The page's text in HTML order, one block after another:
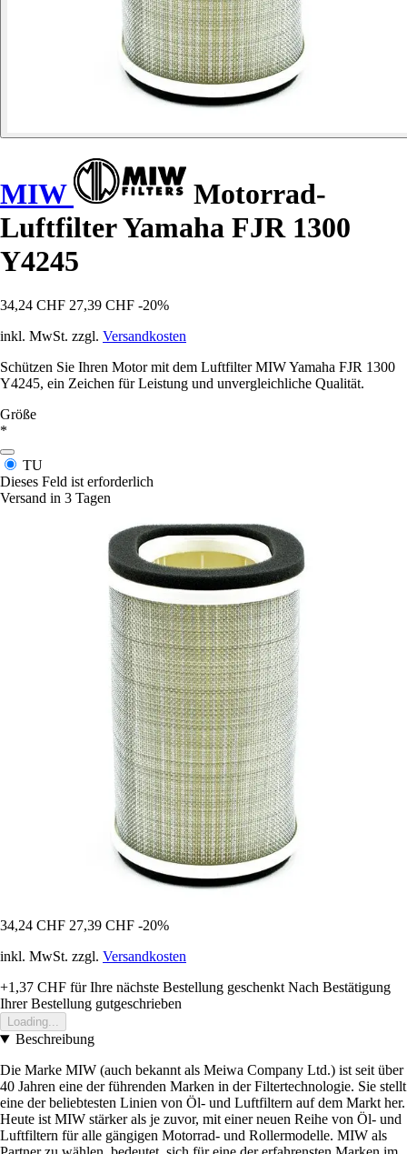
MIW
Motorrad-
Luftfilter Yamaha FJR 1300
Y4245
34,24 CHF 27,39 CHF -20%
inkl. MwSt. zzgl. Versandkosten
Schützen Sie Ihren Motor mit dem Luftfilter MIW Yamaha FJR 1300
Y4245, ein Zeichen für Leistung und unvergleichliche Qualität.
Größe
*
TU
Dieses Feld ist erforderlich
Versand in 3 Tagen
34,24 CHF 27,39 CHF -20%
inkl. MwSt. zzgl. Versandkosten
+1,37 CHF für Ihre nächste Bestellung geschenkt Nach Bestätigung
Ihrer Bestellung gutgeschrieben
Loading...
Beschreibung
Die Marke MIW (auch bekannt als Meiwa Company Ltd.) ist seit über
40 Jahren eine der führenden Marken in der Filtertechnologie. Sie stellt
eine der beliebtesten Linien von Öl- und Luftfiltern auf dem Markt her.
Heute ist MIW stärker als je zuvor, mit einer neuen Reihe von Öl- und
Luftfiltern für alle gängigen Motorrad- und Rollermodelle. MIW als